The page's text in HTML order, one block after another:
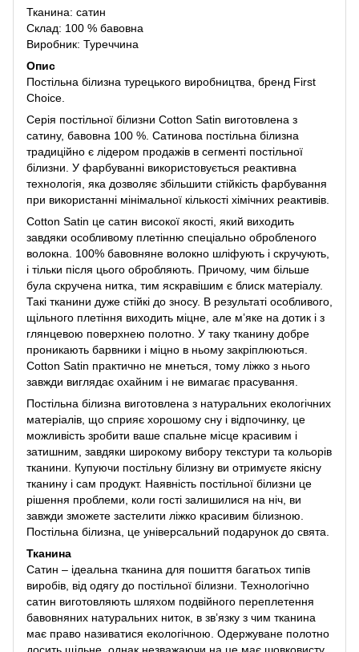
Тканина: сатин
Склад: 100 % бавовна
Виробник: Туреччина
Опис
Постільна білизна турецького виробництва, бренд First
Choice.
Серія постільної білизни Cotton Satin виготовлена ​​з
сатину, бавовна 100 %. Сатинова постільна білизна
традиційно є лідером продажів в сегменті постільної
білизни. У фарбуванні використовується реактивна
технологія, яка дозволяє збільшити стійкість фарбування
при використанні мінімальної кількості хімічних реактивів.
Cotton Satin це сатин високої якості, який виходить
завдяки особливому плетінню спеціально обробленого
волокна. 100% бавовняне волокно шліфують і скручують,
і тільки після цього обробляють. Причому, чим більше
була скручена нитка, тим яскравішим є блиск матеріалу.
Такі тканини дуже стійкі до зносу. В результаті особливого,
щільного плетіння виходить міцне, але м’яке на дотик і з
глянцевою поверхнею полотно. У таку тканину добре
проникають барвники і міцно в ньому закріплюються.
Cotton Satin практично не мнеться, тому ліжко з нього
завжди виглядає охайним і не вимагає прасування.
Постільна білизна виготовлена ​​з натуральних екологічних
матеріалів, що сприяє хорошому сну і відпочинку, це
можливість зробити ваше спальне місце красивим і
затишним, завдяки широкому вибору текстури та кольорів
тканини. Купуючи постільну білизну ви отримуєте якісну
тканину і сам продукт. Наявність постільної білизни це
рішення проблеми, коли гості залишилися на ніч, ви
завжди зможете застелити ліжко красивим білизною.
Постільна білизна, це універсальний подарунок до свята.
Тканина
Сатин – ідеальна тканина для пошиття багатьох типів
виробів, від одягу до постільної білизни. Технологічно
сатин виготовляють шляхом подвійного переплетення
бавовняних натуральних ниток, в зв’язку з чим тканина
має право називатися екологічною. Одержуване полотно
досить щільне, однак незважаючи на це має шовковисту